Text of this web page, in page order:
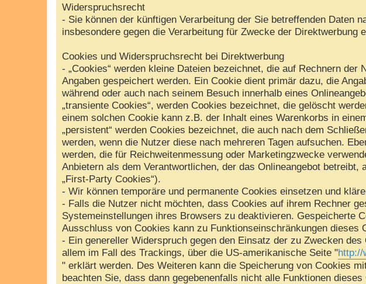
Widerspruchsrecht
- Sie können der künftigen Verarbeitung der Sie betreffenden Daten
insbesondere gegen die Verarbeitung für Zwecke der Direktwerbung
Cookies und Widerspruchsrecht bei Direktwerbung
- „Cookies“ werden kleine Dateien bezeichnet, die auf Rechnern
Angaben gespeichert werden. Ein Cookie dient primär dazu, die
während oder auch nach seinem Besuch innerhalb eines
„transiente Cookies“, werden Cookies bezeichnet, die gelöscht
einem solchen Cookie kann z.B. der Inhalt eines Warenkorbs in
„persistent“ werden Cookies bezeichnet, die auch nach dem
werden, wenn die Nutzer diese nach mehreren Tagen aufsuchen.
werden, die für Reichweitenmessung oder Marketingzwecke
Anbietern als dem Verantwortlichen, der das Onlineangebot
„First-Party Cookies“).
- Wir können temporäre und permanente Cookies einsetzen und
- Falls die Nutzer nicht möchten, dass Cookies auf ihrem Rechner
Systemeinstellungen ihres Browsers zu deaktivieren. Gespeicherte
Ausschluss von Cookies kann zu Funktionseinschränkungen dieses
- Ein genereller Widerspruch gegen den Einsatz der zu Zwecken
allem im Fall des Trackings, über die US-amerikanische Seite "http://
" erklärt werden. Des Weiteren kann die Speicherung von Cookies
beachten Sie, dass dann gegebenenfalls nicht alle Funktionen